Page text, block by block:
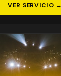
VER SERVICIO →